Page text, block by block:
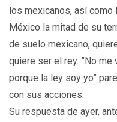
los mexicanos, así como
México la mitad de su
de suelo mexicano,
quiere ser el rey. ”No me
porque la ley soy yo”
con sus acciones.
Su respuesta de ayer,